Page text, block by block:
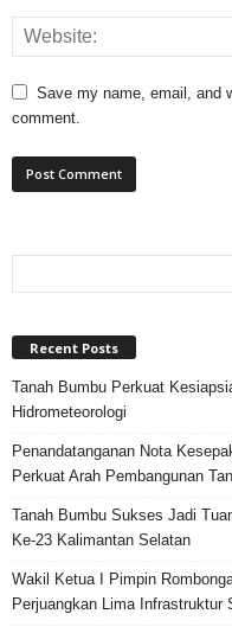
Save my name, email, and
comment.
Recent Posts
Tanah Bumbu Perkuat
Hidrometeorologi
Penandatanganan Nota
Perkuat Arah Pembangunan
Tanah Bumbu Sukses Jadi
Ke-23 Kalimantan Selatan
Wakil Ketua I Pimpin
Perjuangkan Lima Infrastruktur